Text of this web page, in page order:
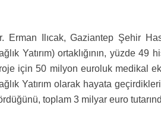
Erman Ilıcak, Gaziantep Şehir
Yatırım) ortaklığının, yüzde 49
için 50 milyon euroluk medikal
Yatırım olarak hayata
toplam 3 milyar euro